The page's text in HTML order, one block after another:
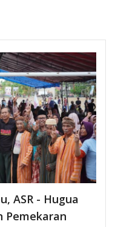
ASR - Hugua
Pemekaran